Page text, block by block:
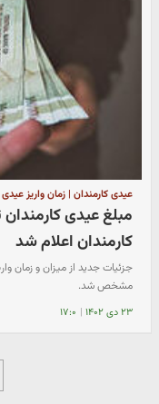
عیدی کارمندان | زمان واریز عیدی
مبلغ عیدی
کارمندان اعلام شد
جزئیات جدید از میزان و زمان
مشخص شد.
۲۳ دی ۱۴۰۲ | ۱۷:۰